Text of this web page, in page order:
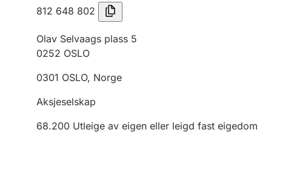
812 648 802
Olav Selvaags plass 5
0252 OSLO
0301 OSLO, Norge
Aksjeselskap
68.200 Utleige av eigen eller leigd fast eigedom